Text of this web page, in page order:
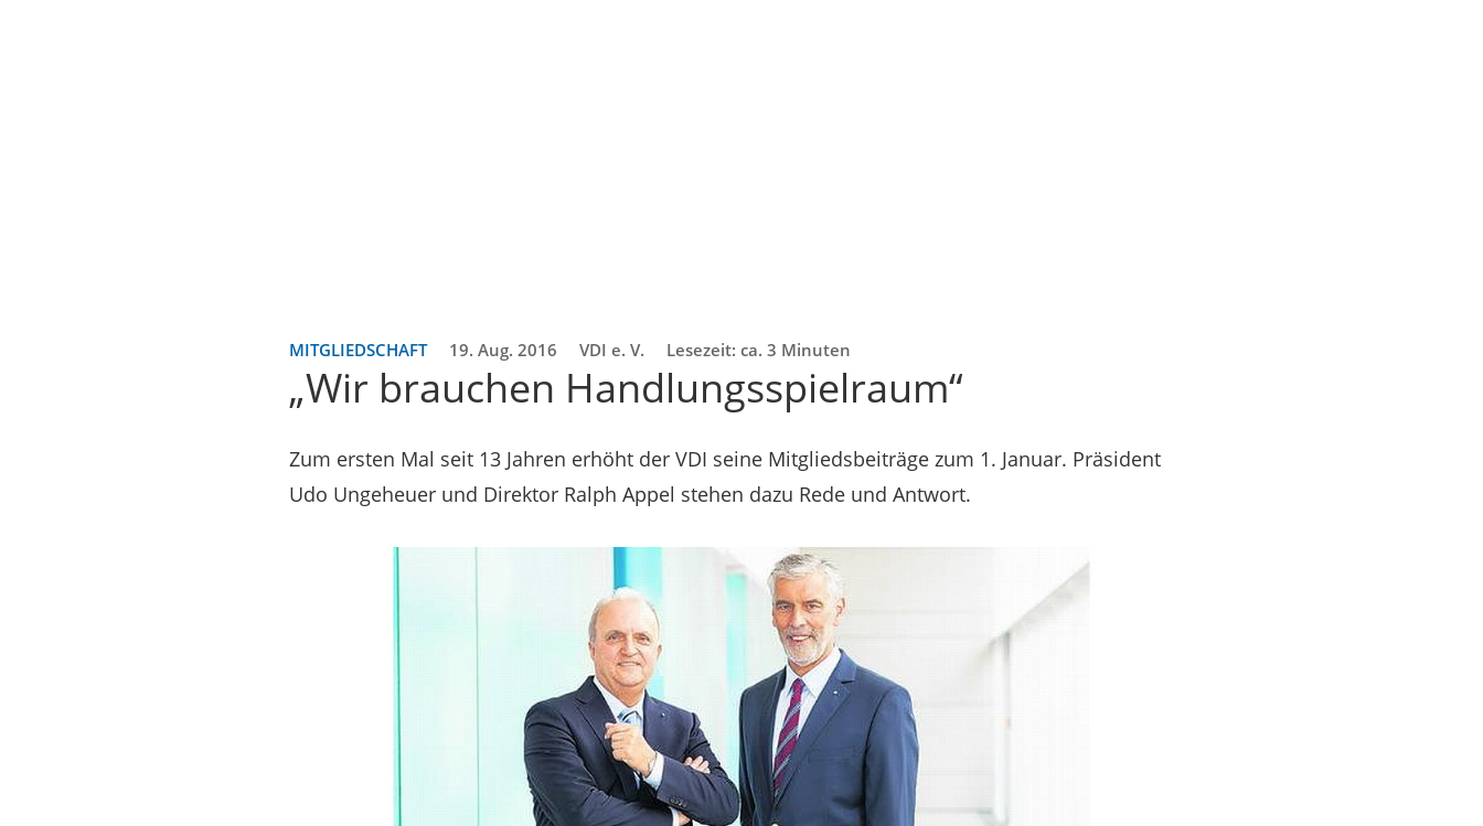
MITGLIEDSCHAFT 19. Aug. 2016 VDI e. V. Lesezeit: ca. 3 Minuten
„Wir brauchen Handlungsspielraum“
Zum ersten Mal seit 13 Jahren erhöht der VDI seine Mitgliedsbeiträge zum 1. Januar. Präsident
Udo Ungeheuer und Direktor Ralph Appel stehen dazu Rede und Antwort.